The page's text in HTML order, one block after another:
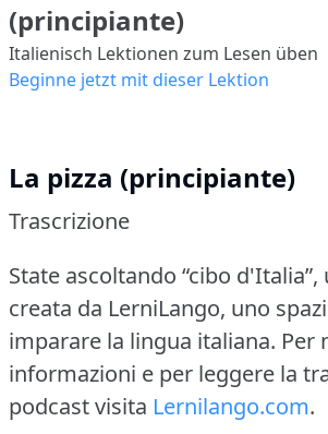
(principiante)
Italienisch Lektionen zum Lesen üben
Beginne jetzt mit dieser Lektion
La pizza (principiante)
Trascrizione
State ascoltando “cibo
creata da LerniLango, uno
imparare la lingua italiana. Per
informazioni e per leggere la
podcast visita Lernilango.com.